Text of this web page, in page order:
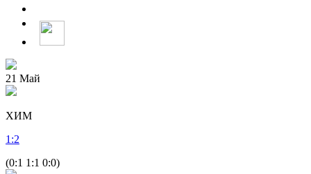
21 Май
ХИМ
1 :2
(0:1 1:1 0:0)